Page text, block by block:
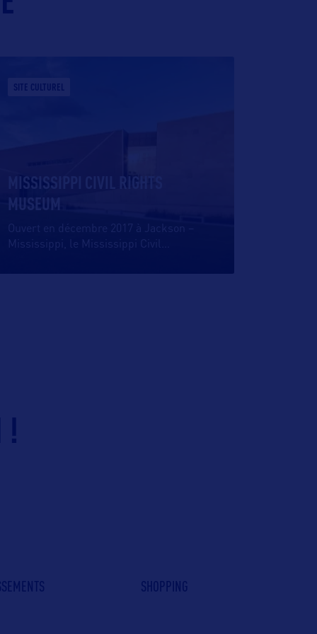
SITE CULTUREL
MISSISSIPPI CIVIL RIGHTS
MUSEUM
Ouvert en décembre 2017 à Jackson –
Mississippi, le Mississippi Civil
!
SHOPPING